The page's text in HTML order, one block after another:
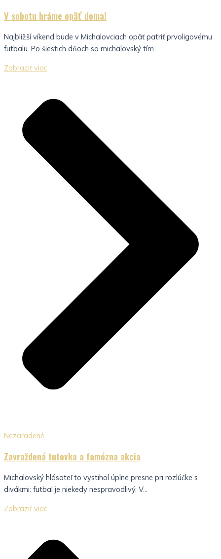
V sobotu hráme opäť doma!
Najbližší víkend bude v Michalovciach opäť patriť prvoligovému
futbalu. Po šiestich dňoch sa michalovský tím...
Zobraziť viac
Nezaradené
Zavraždená tutovka a famózna akcia
Michalovský hlásateľ to vystihol úplne presne pri rozlúčke s
divákmi: futbal je niekedy nespravodlivý. V...
Zobraziť viac